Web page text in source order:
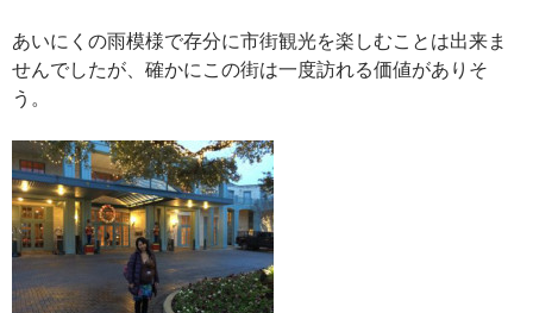
あいにくの雨模様で存分に市街観光を楽しむことは出来ま
せんでしたが、確かにこの街は一度訪れる価値がありそ
う。